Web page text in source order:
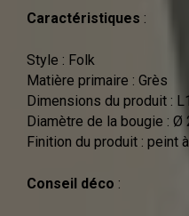
Caractéristiques :
Style : Folk
Matière primaire : Grès
Dimensions du produit :
Diamètre de la bougie : Ø
Finition du produit : peint
Conseil déco :